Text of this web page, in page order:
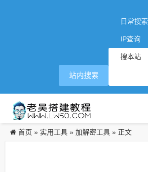
日常搜索
IP查询
搜本站
站内搜索
首页 » 实用工具 » 加解密工具 » 正文